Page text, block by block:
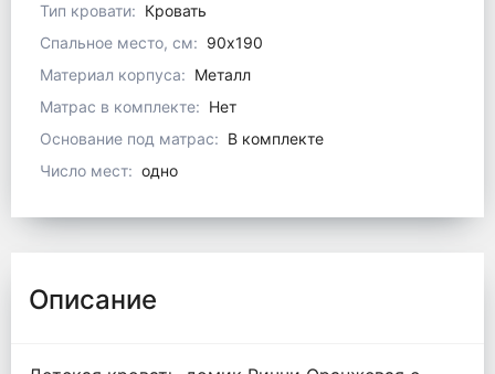
Тип кровати: Кровать
Спальное место, см: 90x190
Материал корпуса: Металл
Матрас в комплекте: Нет
Основание под матрас: В комплекте
Число мест: одно
Описание